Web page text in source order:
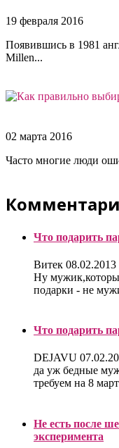
19 февраля 2016
Появившись в 1981
Millen...
02 марта 2016
Часто многие люди
Что подарить
Витек 08.02.2013
Ну
подарки - не
Что подарить
DEJAVU
да уж бедные
требуем на 8
Не есть после
эксперимента